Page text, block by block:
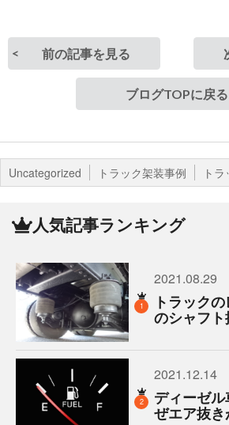
前の記事を見る
ブログTOPに戻る
Uncategorized トラック架装事例 ト
人気記事ランキング
1
2021.08.29
トラック
のシャフ
2
2021.12.14
ディーゼ
ぜエア抜き